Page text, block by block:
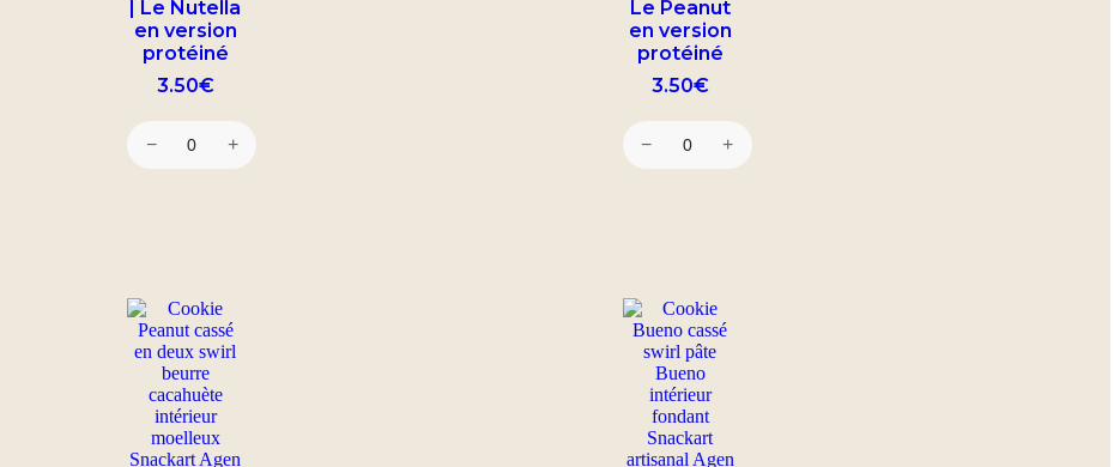
| Le Nutella
en version
protéiné
3.50€
− +
Le Peanut
en version
protéiné
3.50€
− +